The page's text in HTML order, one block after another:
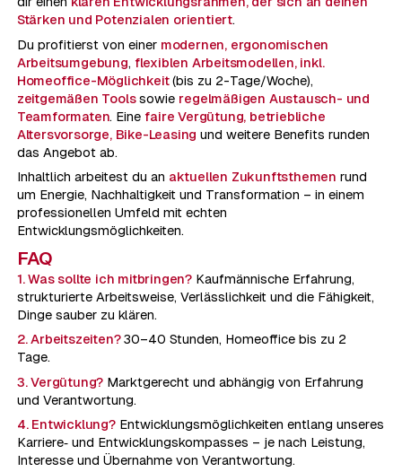
Stärken und Potenzialen orientiert.
Du profitierst von einer modernen, ergonomischen
Arbeitsumgebung, flexiblen Arbeitsmodellen, inkl.
Homeoffice-Möglichkeit(bis zu 2-Tage/Woche),
zeitgemäßen Toolssowie regelmäßigen Austausch- und
Teamformaten. Eine faire Vergütung, betriebliche
Altersvorsorge, Bike-Leasing und weitere Benefits runden
das Angebot ab.
Inhaltlich arbeitest du an aktuellen Zukunftsthemen rund
um Energie, Nachhaltigkeit und Transformation – in einem
professionellen Umfeld mit echten
Entwicklungsmöglichkeiten.
FAQ
1. Was sollte ich mitbringen?Kaufmännische Erfahrung,
strukturierte Arbeitsweise, Verlässlichkeit und die Fähigkeit,
Dinge sauber zu klären.
2. Arbeitszeiten?30–40 Stunden, Homeoffice bis zu 2
Tage.
3. Vergütung? Marktgerecht und abhängig von Erfahrung
und Verantwortung.
4. Entwicklung?Entwicklungsmöglichkeiten entlang unseres
Karriere‑ und Entwicklungs­kompasses – je nach Leistung,
Interesse und Übernahme von Verantwortung.